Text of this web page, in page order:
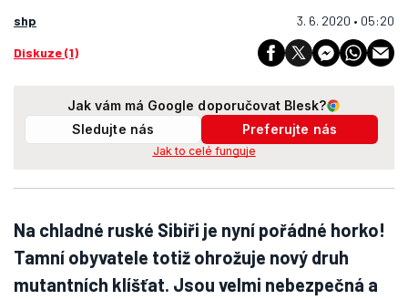
shp 3. 6. 2020 • 05:20
Diskuze (1)
Jak vám má Google doporučovat Blesk?
Sledujte nás
Preferujte nás
Jak to celé funguje
Na chladné ruské Sibiři je nyní pořádné horko!
Tamní obyvatele totiž ohrožuje nový druh
mutantních klíšťat. Jsou velmi nebezpečná a